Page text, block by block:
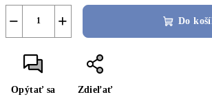
+
− Do
Opýtať sa Zdieľať